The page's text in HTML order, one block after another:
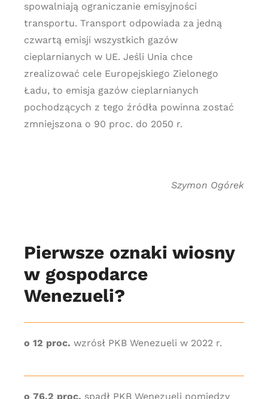
spowalniają ograniczanie emisyjności
transportu. Transport odpowiada za jedną
czwartą emisji wszystkich gazów
cieplarnianych w UE. Jeśli Unia chce
zrealizować cele Europejskiego Zielonego
Ładu, to emisja gazów cieplarnianych
pochodzących z tego źródła powinna zostać
zmniejszona o 90 proc. do 2050 r.
Szymon Ogórek
Pierwsze oznaki wiosny
w gospodarce
Wenezueli?
o 12 proc. wzrósł PKB Wenezueli w 2022 r.
o 76,2 proc. spadł PKB Wenezueli pomiędzy